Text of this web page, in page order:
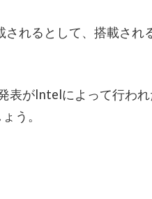
れるとして、搭載され
表がIntelによって行わ
う。